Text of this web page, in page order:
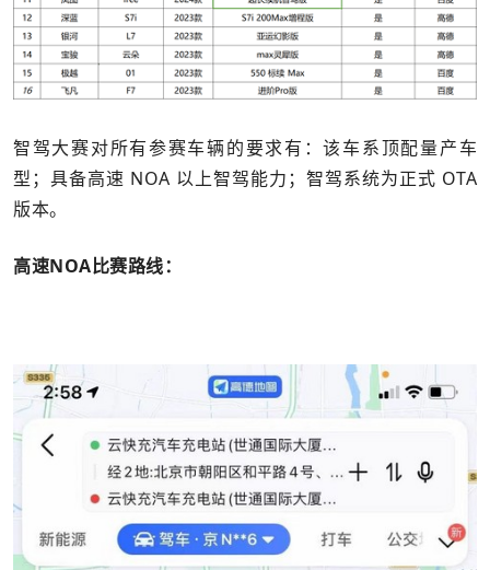
智驾大赛对所有参赛车辆的要求有：该车系顶配量产车
型；具备高速 NOA 以上智驾能力；智驾系统为正式 OTA
版本。
高速NOA比赛路线：